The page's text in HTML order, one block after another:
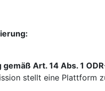
Art. 14 Abs. 1
stellt eine Plattform